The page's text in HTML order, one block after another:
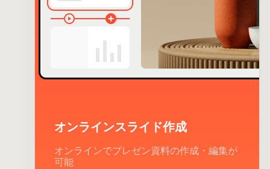
オンラインスライド作成
オンラインでプレゼン資料の作成・編集が
可能